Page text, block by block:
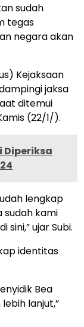
sudah
tegas
negara akan
Kejaksaan
jaksa
ditemui
(22/1/).
Diperiksa
lengkap
sudah kami
sini,” ujar Subi.
identitas
Bea
lanjut,”